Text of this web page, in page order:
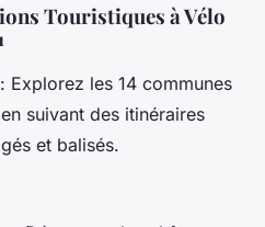
Touristiques à Vélo
: Explorez les 14 communes
suivant des itinéraires
et balisés.